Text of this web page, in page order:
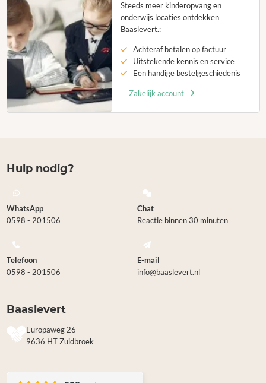
Steeds meer kinderopvang en
onderwijs locaties ontdekken
Baaslevert.:
Achteraf betalen op factuur
Uitstekende kennis en service
Een handige bestelgeschiedenis
Zakelijk account
Hulp nodig?
WhatsApp
0598 - 201506
Chat
Reactie binnen 30 minuten
Telefoon
0598 - 201506
E-mail
info@baaslevert.nl
Baaslevert
Europaweg 26
9636 HT Zuidbroek